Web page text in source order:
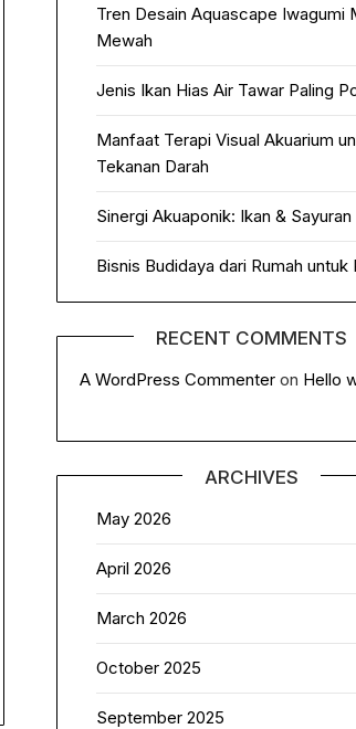
Tren Desain Aquascape Iwagumi
Mewah
Jenis Ikan Hias Air Tawar Paling
Manfaat Terapi Visual Akuarium
Tekanan Darah
Sinergi Akuaponik: Ikan & Sayuran
Bisnis Budidaya dari Rumah untuk
RECENT COMMENTS
A WordPress Commenteron Hello
ARCHIVES
May 2026
April 2026
March 2026
October 2025
September 2025